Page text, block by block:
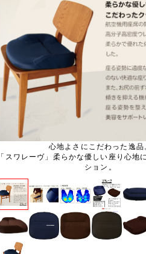
心地よさにこだわった逸品
「スワレーヴ」柔らかな優しい座り心地
ション。